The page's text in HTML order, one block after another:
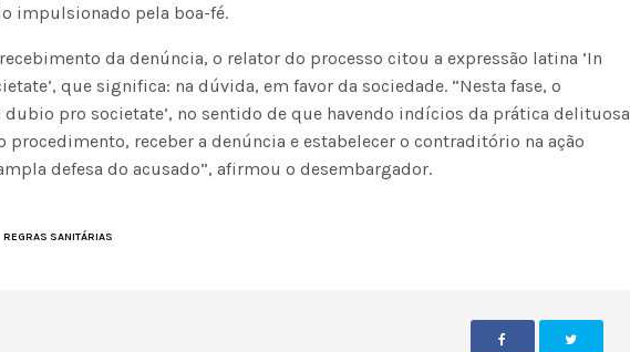
impulsionado pela boa-fé.
da denúncia, o relator do processo citou a expressão latina ‘In
que significa: na dúvida, em favor da sociedade. “Nesta fase, o
dubio pro societate’, no sentido de que havendo indícios da prática delituosa
procedimento, receber a denúncia e estabelecer o contraditório na ação
defesa do acusado”, afirmou o desembargador.
REGRAS SANITÁRIAS